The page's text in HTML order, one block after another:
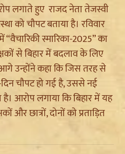
लगाते हुए राजद नेता तेजस्वी
को चौपट बताया है। रविवार
स्मारिका-2025” का
से बिहार में बदलाव के लिए
उन्होंने कहा कि जिस तरह से
दिन चौपट हो गई है, उससे नई
है। आरोप लगाया कि बिहार में यह
और छात्रों, दोनों को प्रताड़ित